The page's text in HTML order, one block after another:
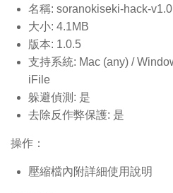
名稱: soranokiseki-hack-
大小: 4.1MB
版本: 1.0.5
支持系統: Mac (any) /
iFile
躲避偵測: 是
去除反作弊保護: 是
操作：
壓縮檔內附詳細使用說明